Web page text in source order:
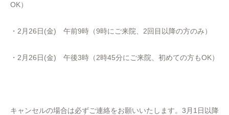
OK）
・2月26日(金) 午前9時（9時にご来院、2回目以降の方のみ）
・2月26日(金) 午後3時（2時45分にご来院、初めての方もOK）
キャンセルの場合は必ずご連絡をお願いいたします。3月1日以降